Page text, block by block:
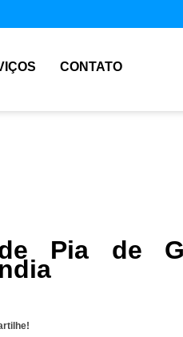
CONTATO
Pia de